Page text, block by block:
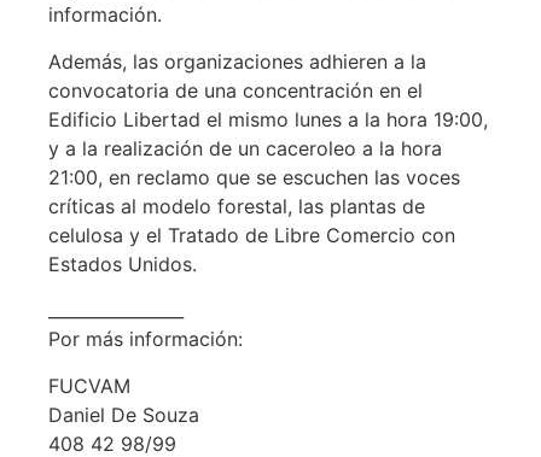
información.
Además, las organizaciones adhieren a la
convocatoria de una concentración en el
Edificio Libertad el mismo lunes a la hora 19:00,
y a la realización de un caceroleo a la hora
21:00, en reclamo que se escuchen las voces
críticas al modelo forestal, las plantas de
celulosa y el Tratado de Libre Comercio con
Estados Unidos.
Por más información:
FUCVAM
Daniel De Souza
408 42 98/99